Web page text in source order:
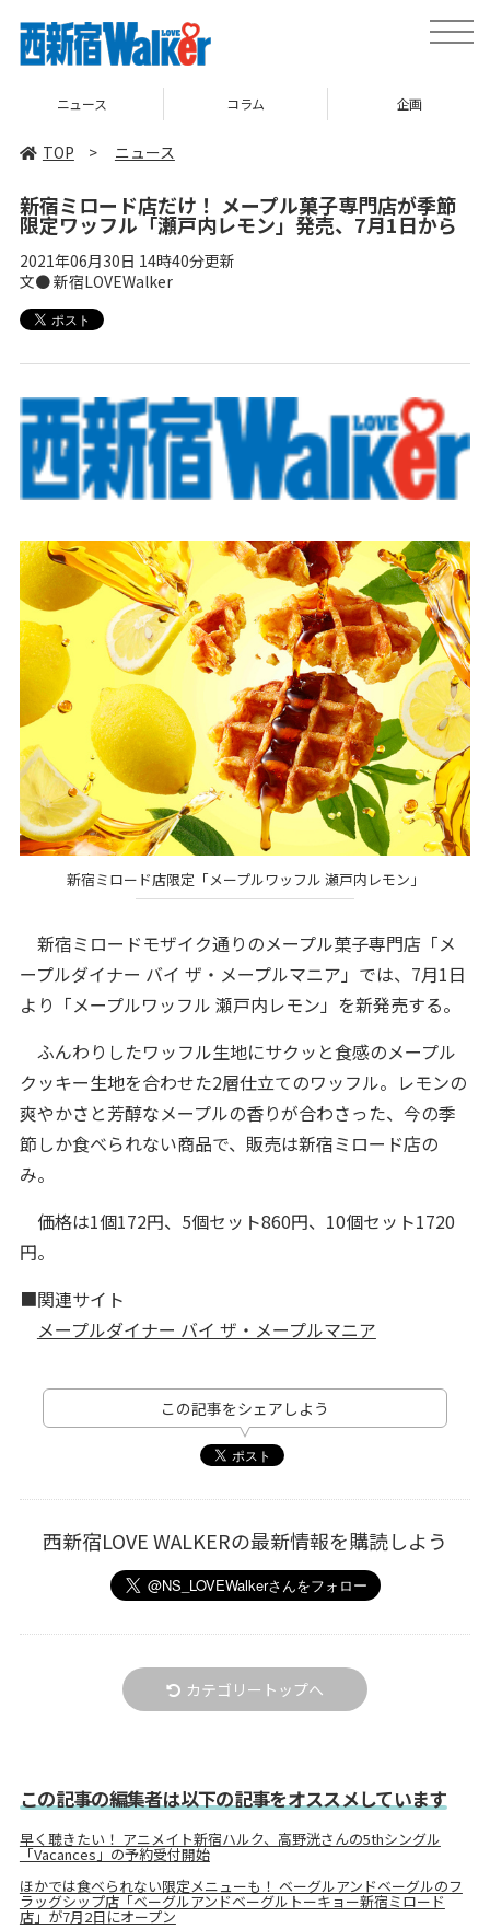
toggle
ニュース コラム 企画
TOP > ニュース
新宿ミロード店だけ！ メープル菓子専門店が季節
限定ワッフル「瀬戸内レモン」発売、7月1日から
2021年06月30日 14時40分更新
文● 新宿LOVEWalker
新宿ミロード店限定「メープルワッフル 瀬戸内レモン」
新宿ミロードモザイク通りのメープル菓子専門店「メ
ープルダイナー バイ ザ・メープルマニア」では、7月1日
より「メープルワッフル 瀬戸内レモン」を新発売する。
ふんわりしたワッフル生地にサクッと食感のメープル
クッキー生地を合わせた2層仕立てのワッフル。レモンの
爽やかさと芳醇なメープルの香りが合わさった、今の季
節しか食べられない商品で、販売は新宿ミロード店の
み。
価格は1個172円、5個セット860円、10個セット1720
円。
■関連サイト
メープルダイナー バイ ザ・メープルマニア
この記事をシェアしよう
西新宿LOVE WALKERの最新情報を購読しよう
カテゴリートップへ
この記事の編集者は以下の記事をオススメしています
早く聴きたい！ アニメイト新宿ハルク、高野洸さんの5thシングル
「Vacances」の予約受付開始
ほかでは食べられない限定メニューも！ ベーグルアンドベーグルのフ
ラッグシップ店「ベーグルアンドベーグルトーキョー新宿ミロード
店」が7月2日にオープン